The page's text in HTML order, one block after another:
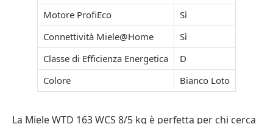
Motore ProfiEco
Sì
Connettività Miele@Home
Sì
Classe di Efficienza Energetica
D
Colore
Bianco Loto
La Miele WTD 163 WCS 8/5 kg è perfetta per chi cerca